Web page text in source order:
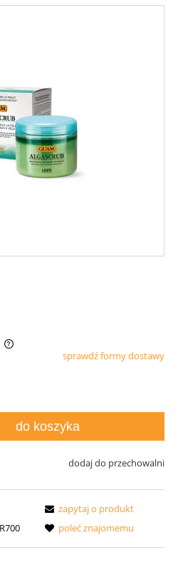
sprawdź formy dostawy
do koszyka
dodaj do przechowalni
zapytaj o produkt
poleć znajomemu